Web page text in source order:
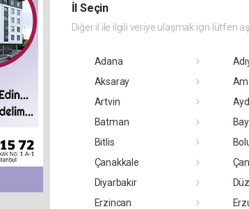
İl Seçin
Diğer il ile ilgili veriye ulaşmak için lütfen
Adana
Aksaray
Artvin
Batman
Bitlis
Çanakkale
Diyarbakır
Erzincan